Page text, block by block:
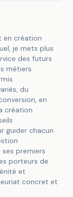
en création
je mets plus
des futurs
métiers
du
en
création
guider chacun
premiers
porteurs de
et
concret et